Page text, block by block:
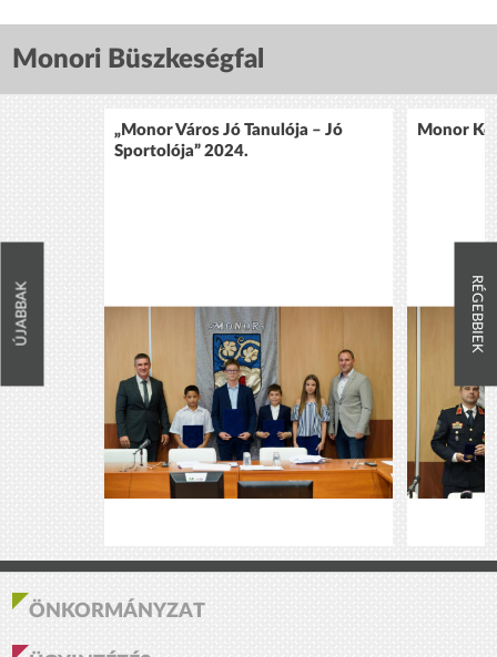
Monori Büszkeségfal
ÚJABBAK
„Monor Város Jó Tanulója – Jó
Sportolója” 2024.
Monor
RÉGEBBIEK
ÖNKORMÁNYZAT